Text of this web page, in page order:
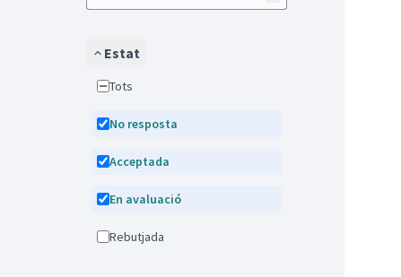
Estat
Tots
No resposta
Acceptada
En avaluació
Rebutjada